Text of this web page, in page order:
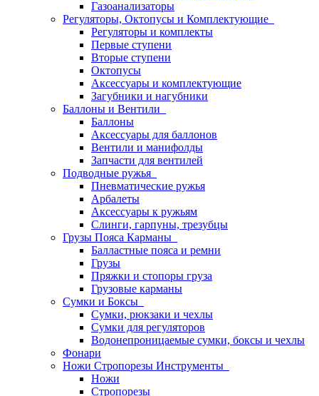
Газоанализаторы
Регуляторы, Октопусы и Комплектующие
Регуляторы и комплекты
Первые ступени
Вторые ступени
Октопусы
Аксессуары и комплектующие
Загубники и нагубники
Баллоны и Вентили
Баллоны
Аксессуары для баллонов
Вентили и манифолды
Запчасти для вентилей
Подводные ружья
Пневматические ружья
Арбалеты
Аксессуары к ружьям
Слинги, гарпуны, трезубцы
Грузы Пояса Карманы
Балластные пояса и ремни
Грузы
Пряжки и стопоры груза
Грузовые карманы
Сумки и Боксы
Сумки, рюкзаки и чехлы
Сумки для регуляторов
Водонепроницаемые сумки, боксы и чехлы
Фонари
Ножи Стропорезы Инструменты
Ножи
Стропорезы